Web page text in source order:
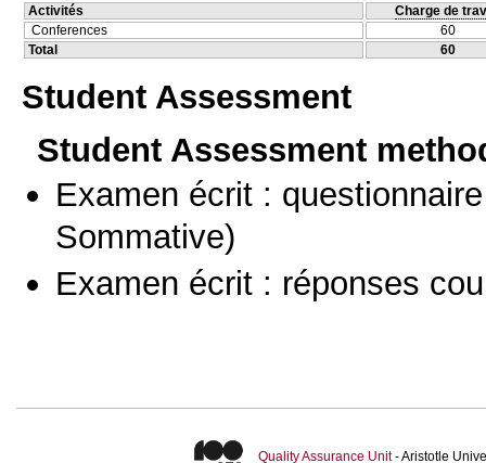
Activités
Charge de
Conferences
60
Total
60
Student Assessment
Student Assessment
Examen écrit :
Sommative)
Examen écrit : réponses
Quality Assurance Unit- Aristotle